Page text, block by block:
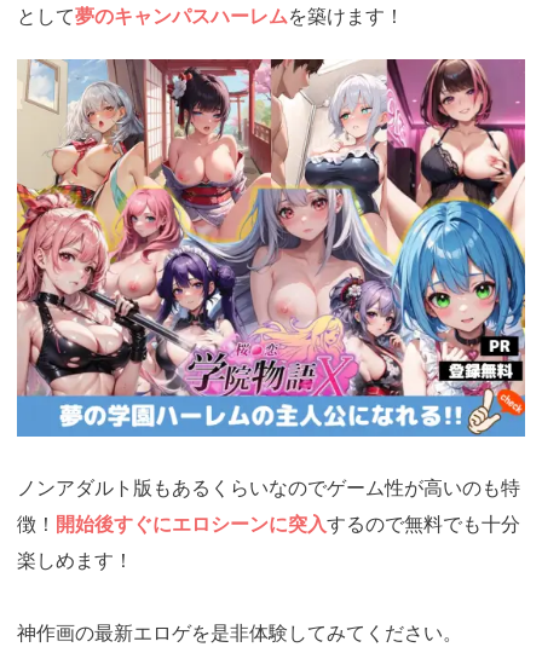
として夢のキャンパスハーレムを築けます！
https://cv-
measurement.com/ad/p/r?
medium=261&ad=1026&creative=906
ノンアダルト版もあるくらいなのでゲーム性が高いのも特
徴！ 開始後すぐにエロシーンに突入するので無料でも十分
楽しめます！
神作画の最新エロゲを是非体験してみてください。